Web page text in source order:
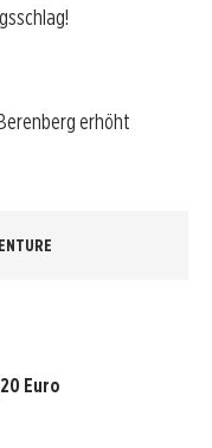
erhöht
Euro